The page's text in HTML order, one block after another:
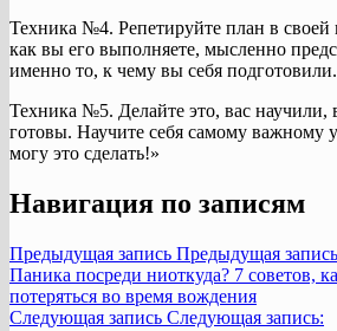
Техника №4. Репетируйте план в своей
как вы его выполняете, мысленно
именно то, к чему вы себя подготовили.
Техника №5. Делайте это, вас научили,
готовы. Научите себя самому важному
могу это сделать!»
Навигация по записям
Предыдущая запись Предыдущая
Паника посреди ниоткуда? 7 советов,
потеряться во время вождения
Следующая запись Следующая запись: